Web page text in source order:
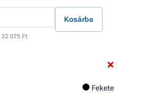
Kosárba
22 075 Ft
Fekete